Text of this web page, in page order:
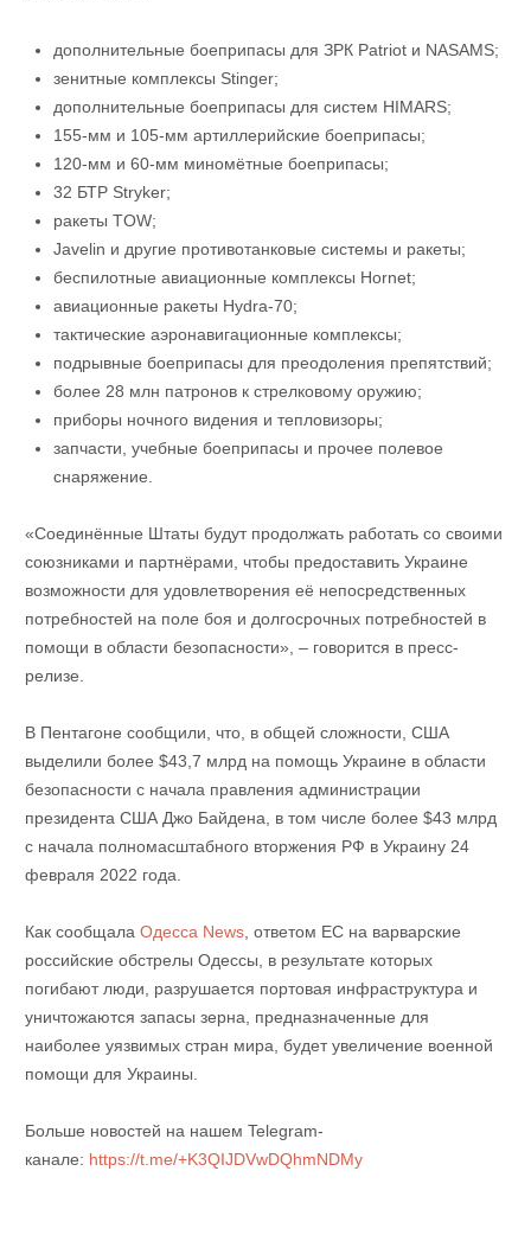
дополнительные боеприпасы для ЗРК Patriot и NASAMS;
зенитные комплексы Stinger;
дополнительные боеприпасы для систем HIMARS;
155-мм и 105-мм артиллерийские боеприпасы;
120-мм и 60-мм миномётные боеприпасы;
32 БТР Stryker;
ракеты TOW;
Javelin и другие противотанковые системы и ракеты;
беспилотные авиационные комплексы Hornet;
авиационные ракеты Hydra-70;
тактические аэронавигационные комплексы;
подрывные боеприпасы для преодоления препятствий;
более 28 млн патронов к стрелковому оружию;
приборы ночного видения и тепловизоры;
запчасти, учебные боеприпасы и прочее полевое
снаряжение.
«Соединённые Штаты будут продолжать работать со своими
союзниками и партнёрами, чтобы предоставить Украине
возможности для удовлетворения её непосредственных
потребностей на поле боя и долгосрочных потребностей в
помощи в области безопасности», – говорится в пресс-
релизе.
В Пентагоне сообщили, что, в общей сложности, США
выделили более $43,7 млрд на помощь Украине в области
безопасности с начала правления администрации
президента США Джо Байдена, в том числе более $43 млрд
с начала полномасштабного вторжения РФ в Украину 24
февраля 2022 года.
Как сообщала Одесса News, ответом ЕС на варварские
российские обстрелы Одессы, в результате которых
погибают люди, разрушается портовая инфраструктура и
уничтожаются запасы зерна, предназначенные для
наиболее уязвимых стран мира, будет увеличение военной
помощи для Украины.
Больше новостей на нашем Telegram-
канале: https://t.me/+K3QIJDVwDQhmNDMy